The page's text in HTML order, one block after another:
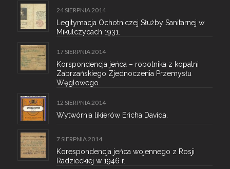
24 SIERPNIA 2014
Legitymacja Ochotniczej Służby Sanitarnej w
Mikulczycach 1931.
17 SIERPNIA 2014
Korspondencja jeńca – robotnika z kopalni
Zabrzańskiego Zjednoczenia Przemysłu
Węglowego.
12 SIERPNIA 2014
Wytwórnia likierów Ericha Davida.
7 SIERPNIA 2014
Korespondencja jeńca wojennego z Rosji
Radzieckiej w 1946 r.